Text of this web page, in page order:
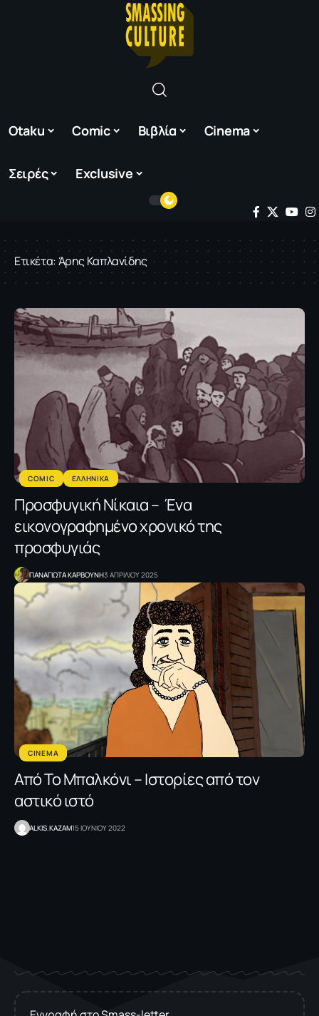
Otaku Comic Βιβλία Cinema
Σειρές Exclusive
Ετικέτα:Άρης Καπλανίδης
COMIC ΕΛΛΗΝΙΚΑ
Προσφυγική Νίκαια – Ένα
εικονογραφημένο χρονικό της
προσφυγιάς
ΠΑΝΑΓΙΩΤΑ ΚΑΡΒΟΥΝΗ3 ΑΠΡΙΛΙΟΥ 2025
CINEMA
Από Το Μπαλκόνι – Ιστορίες από τον
αστικό ιστό
ALKIS.KAZAM15 ΙΟΥΝΙΟΥ 2022